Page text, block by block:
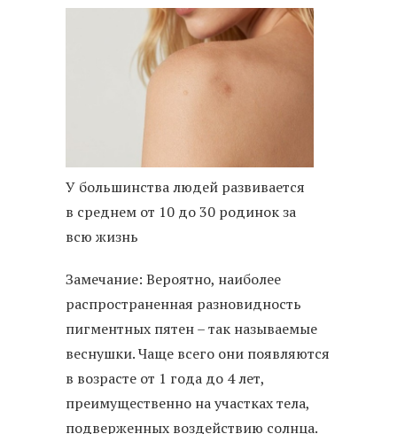
У большинства людей развивается
в среднем от 10 до 30 родинок за
всю жизнь
Замечание: Вероятно, наиболее
распространенная разновидность
пигментных пятен – так называемые
веснушки. Чаще всего они появляются
в возрасте от 1 года до 4 лет,
преимущественно на участках тела,
подверженных воздействию солнца.